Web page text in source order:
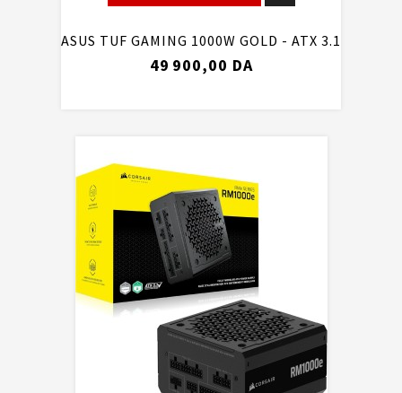
ASUS TUF GAMING 1000W GOLD - ATX 3.1
49 900,00 DA